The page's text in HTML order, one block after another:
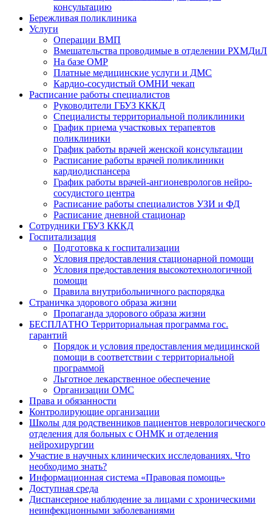
консультацию
Бережливая поликлиника
Услуги
Операции ВМП
Вмешательства проводимые в отделении РХМДиЛ
На базе ОМР
Платные медицинские услуги и ДМС
Кардио-сосудистый ОМНИ чекап
Расписание работы специалистов
Руководители ГБУЗ КККД
Специалисты территориальной поликлиники
График приема участковых терапевтов
поликлиники
График работы врачей женской консультации
Расписание работы врачей поликлиники
кардиодиспансера
График работы врачей-ангионеврологов нейро-
сосудистого центра
Расписание работы специалистов УЗИ и ФД
Расписание дневной стационар
Сотрудники ГБУЗ КККД
Госпитализация
Подготовка к госпитализации
Условия предоставления стационарной помощи
Условия предоставления высокотехнологичной
помощи
Правила внутрибольничного распорядка
Страничка здорового образа жизни
Пропаганда здорового образа жизни
БЕСПЛАТНО Территориальная программа гос.
гарантий
Порядок и условия предоставления медицинской
помощи в соответствии с территориальной
программой
Льготное лекарственное обеспечение
Организации ОМС
Права и обязанности
Контролирующие организации
Школы для родственников пациентов неврологического
отделения для больных с ОНМК и отделения
нейрохирургии
Участие в научных клинических исследованиях. Что
необходимо знать?
Информационная система «Правовая помощь»
Доступная среда
Диспансерное наблюдение за лицами с хроническими
неинфекционными заболеваниями